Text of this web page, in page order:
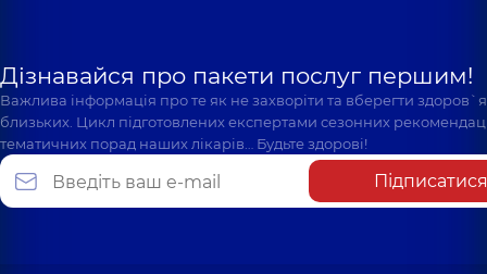
Дізнавайся про пакети послуг першим!
Важлива інформація про те як не захворіти та вберегти
близьких. Цикл підготовлених експертами сезонних
тематичних порад наших лікарів… Будьте здорові!
Підписатися